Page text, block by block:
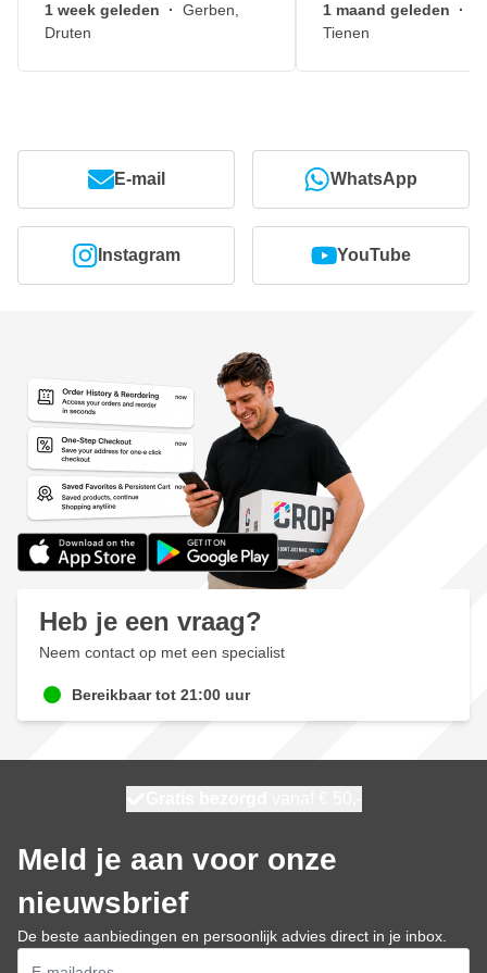
1 week geleden · Gerben,
Druten
1 maand geleden ·
Tienen
E-mail WhatsApp
Instagram YouTube
Heb je een vraag?
Neem contact op met een specialist
Bereikbaar tot 21:00 uur
Meld je aan voor onze
nieuwsbrief
De beste aanbiedingen en persoonlijk advies direct in je inbox.